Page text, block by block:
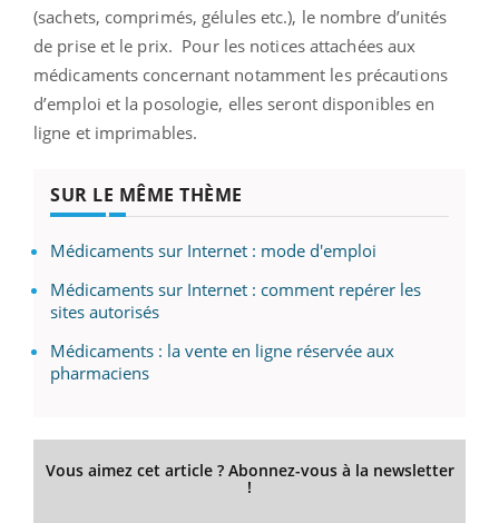
(sachets, comprimés, gélules etc.), le nombre d’unités
de prise et le prix. Pour les notices attachées aux
médicaments concernant notamment les précautions
d’emploi et la posologie, elles seront disponibles en
ligne et imprimables.
SUR LE MÊME THÈME
Médicaments sur Internet : mode d'emploi
Médicaments sur Internet : comment repérer les
sites autorisés
Médicaments : la vente en ligne réservée aux
pharmaciens
Vous aimez cet article ? Abonnez-vous à la newsletter
!